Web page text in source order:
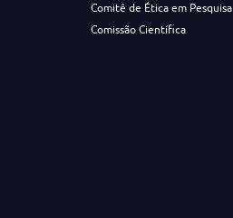
Comitê de Ética em Pesquisa
Comissão Científica